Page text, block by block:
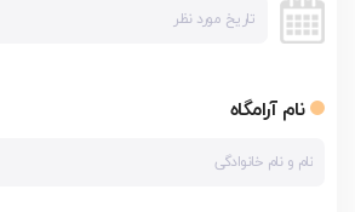
نام آرامگاه